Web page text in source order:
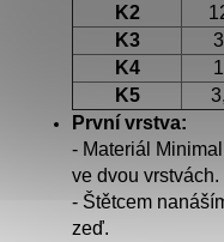
K2
K3
K4
K5
První vrstva:
- Materiál
ve dvou vrstvách.
- Štětcem
zeď.